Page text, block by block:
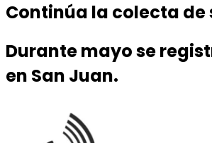
Continúa la colecta
Durante mayo se
en San Juan.